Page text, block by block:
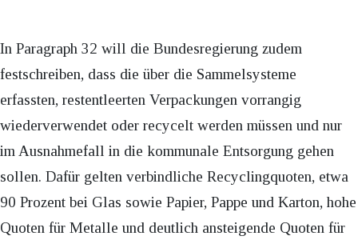
In Paragraph 32 will die Bundesregierung zudem
festschreiben, dass die über die Sammelsysteme
erfassten, restentleerten Verpackungen vorrangig
wiederverwendet oder recycelt werden müssen und nur
im Ausnahmefall in die kommunale Entsorgung gehen
sollen. Dafür gelten verbindliche Recyclingquoten, etwa
90 Prozent bei Glas sowie Papier, Pappe und Karton, hohe
Quoten für Metalle und deutlich ansteigende Quoten für